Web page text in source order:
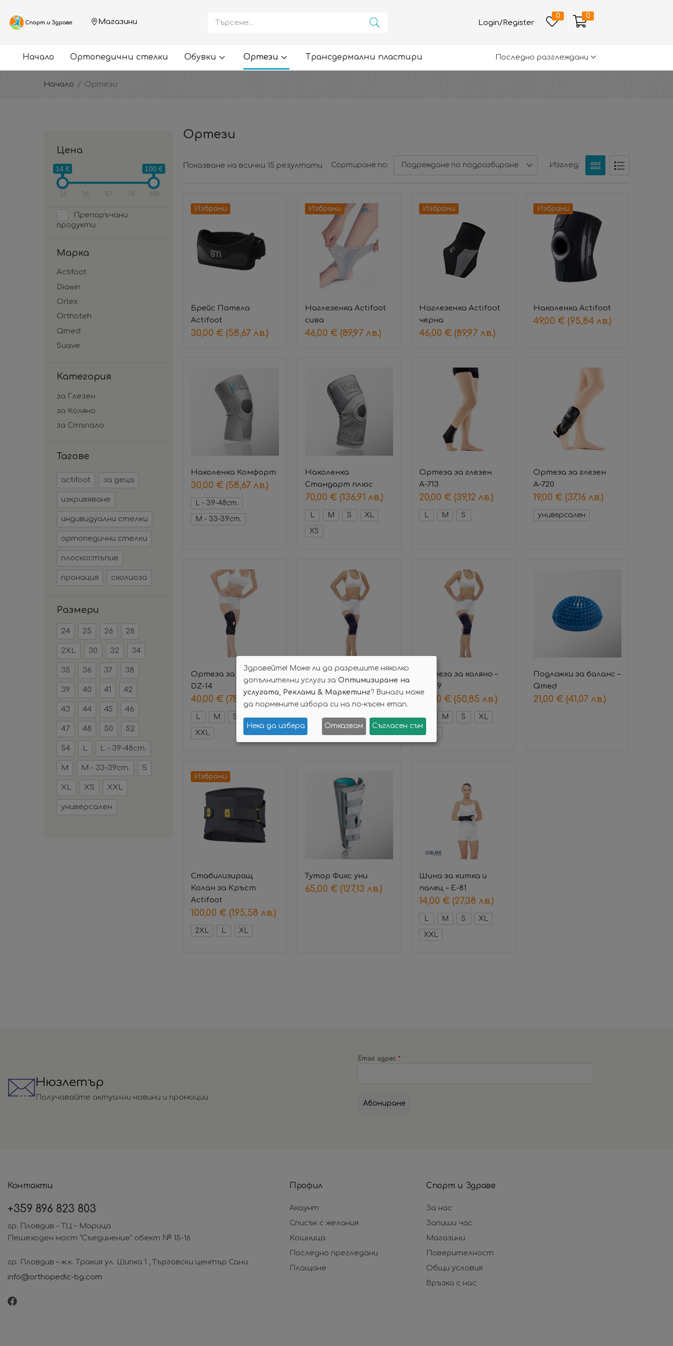
Магазини Login/Register
0 0
Начало Ортопедични стелки Обувки Ортези Трансдермални пластири Последно разглеждани
Начало Ортези
Цена
14 € 100 €
14 36 57 79 100
Препоръчани
продукти
Марка
Actifoot
Diawin
Orlex
Orthoteh
Qmed
Suave
Категория
за Глезен
за Коляно
за Стъпало
Тагове
actifoot за деца
изкривяване
индивидуални стелки
ортопедични стелки
плоскостъпие
пронация сколиоза
Размери
24 25 26 28
2XL 30 32 34
35 36 37 38
39 40 41 42
43 44 45 46
47 48 50 52
54 L L - 39-48cm.
M M - 33-39cm. S
XL XS XXL
универсален
Ортези
Показване на всички 15 резултати Сортиране по: Подреждане по подразбиране Изглед:
Избрани
Брейс Патела
Actifoot
30,00 € (58,67 лв.)
Избрани
Наглезенка Actifoot
сива
46,00 € (89,97 лв.)
Избрани
Наглезенка Actifoot
черна
46,00 € (89,97 лв.)
Избрани
Наколенка Actifoot
49,00 € (95,84 лв.)
Наколенка Комфорт
30,00 € (58,67 лв.)
L - 39-48cm.
M - 33-39cm.
Наколенка
Стандарт плюс
70,00 € (136,91 лв.)
M S XL
XS
Ортеза за глезен
А-713
20,00 € (39,12 лв.)
M S
Ортеза за глезен
А-720
19,00 € (37,16 лв.)
универсален
Ортеза за коляно –
DZ-14
40,00 € (78,23 лв.)
L M S XL
XXL
Ортеза за коляно –
DZ-28
18,00 (35,20 лв.)
M S XL
XXL
Ортеза за коляно –
DZ-29
26,00 € (50,85 лв.)
L M S XL
XXL
Подложки за баланс –
Qmed
21,00 € (41,07 лв.)
Избрани
Стабилизиращ
Колан за Кръст
Actifoot
100,00 € (195,58 лв.)
2XL L XL
Тутор Фикс уни
65,00 € (127,13 лв.)
Шина за китка и
палец – Е-81
14,00 € (27,38 лв.)
L M S XL
XXL
Нюзлетър
Получавайте актуални новини и промоции
Email адрес *
Абониране
Контакти
+359 896 823 803
гр. Пловдив – ТЦ – Марица
Пешеходен мост “Съединение” обект № 15-16
гр. Пловдив – ж.к. Тракия ул. Шипка 1 , Търговски център Сани
info@orthopedic-bg.com
Профил
Акаунт
Списък с желания
Кошница
Последно прегледани
Плащане
Спорт и Здраве
За нас
Запиши час
Магазини
Поверителност
Общи условия
Връзка с нас
Здравейте! Може ли да разрешите няколко
допълнителни услуги за Оптимизиране на
услугата, Реклами & Маркетинг? Винаги може
да пормените избора си на по-късен етап.
Нека да избера Отказвам Съгласен съм